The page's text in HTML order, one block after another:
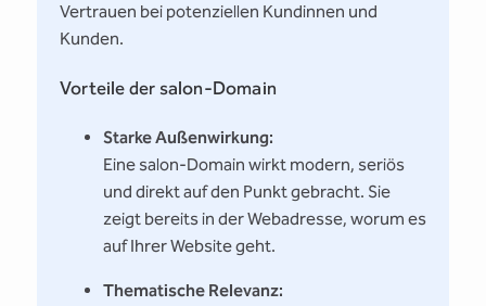
Vertrauen bei potenziellen Kundinnen und
Kunden.
Vorteile der salon-Domain
Starke Außenwirkung:
Eine salon-Domain wirkt modern, seriös
und direkt auf den Punkt gebracht. Sie
zeigt bereits in der Webadresse, worum es
auf Ihrer Website geht.
Thematische Relevanz: